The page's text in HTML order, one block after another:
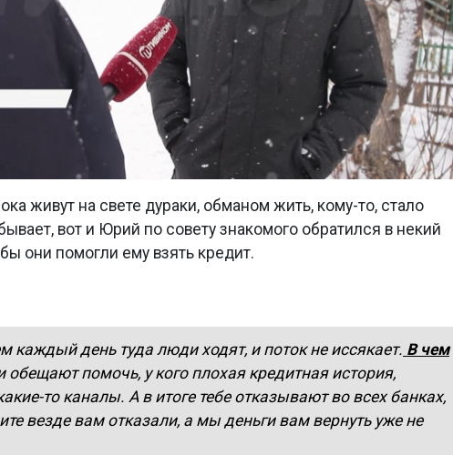
живут на свете дураки, обманом жить, кому-то, стало
вот и Юрий по совету знакомого обратился в некий
они помогли ему взять кредит.
день туда люди ходят, и поток не иссякает. В чем
обещают помочь, у кого плохая кредитная история,
то каналы. А в итоге тебе отказывают во всех банках,
везде вам отказали, а мы деньги вам вернуть уже не